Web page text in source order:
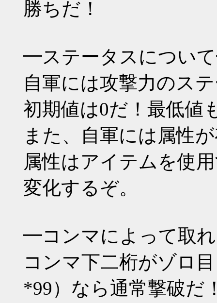
勝ちだ！
━ステータスについ
自軍には攻撃力のス
初期値は0だ！最低値
また、自軍には属性
属性はアイテムを使
変化するぞ。
━コンマによって取
コンマ下二桁がゾロ
*99）なら通常撃破だ